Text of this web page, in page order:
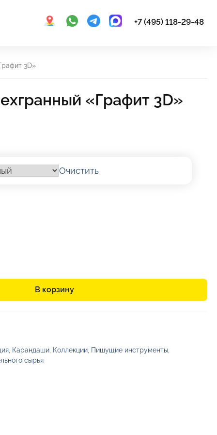
+7 (495) 118-29-48
3D»
«Графит 3D»
Очистить
В корзину
Карандаши Коллекции Пишущие инструменты
сырья